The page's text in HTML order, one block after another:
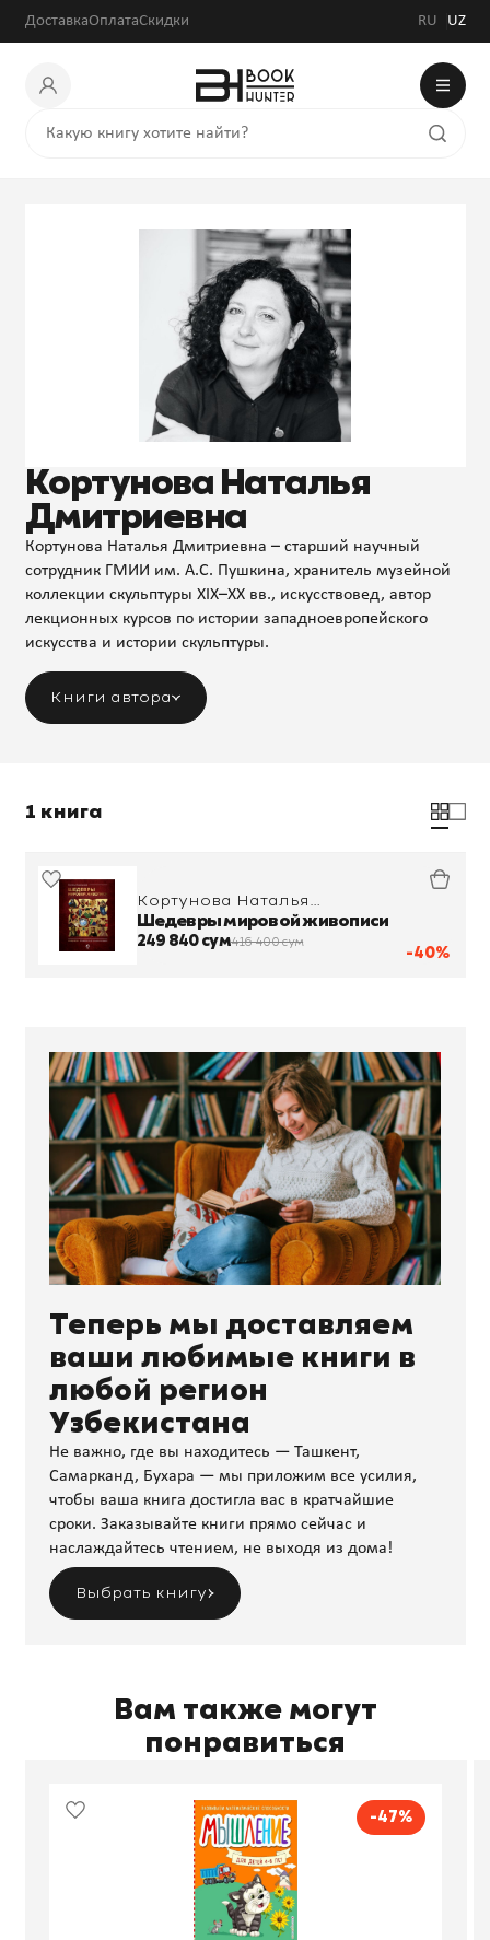
ДоставкаОплатаСкидки RU UZ
Кортунова Наталья
Дмитриевна
Кортунова Наталья Дмитриевна – старший научный
сотрудник ГМИИ им. А.С. Пушкина, хранитель музейной
коллекции скульптуры XIX–XX вв., искусствовед, автор
лекционных курсов по истории западноевропейского
искусства и истории скульптуры.
Книги автора
1 книга
-40%
Кортунова Наталья
Дмитриевна
Шедевры мировой живописи
249 840 сум416 400 сум
Теперь мы доставляем
ваши любимые книги в
любой регион
Узбекистана
Не важно, где вы находитесь — Ташкент,
Самарканд, Бухара — мы приложим все усилия,
чтобы ваша книга достигла вас в кратчайшие
сроки. Заказывайте книги прямо сейчас и
наслаждайтесь чтением, не выходя из дома!
Выбрать книгу
Вам также могут
понравиться
-47%